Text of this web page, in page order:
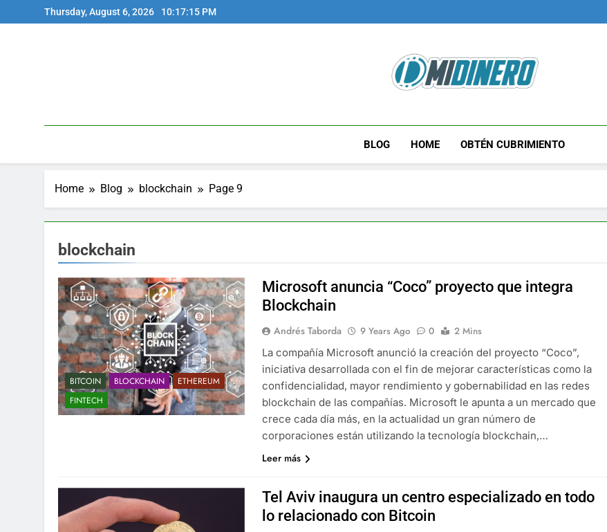
to
Thursday, August 6, 2026 10:17:15 PM
Midinero.co
BLOG HOME OBTÉN CUBRIMIENTO
Home Blog blockchain Page 9
blockchain
BITCOIN BLOCKCHAIN
ETHEREUM
FINTECH
Microsoft anuncia “Coco” proyecto que integra
Blockchain
Andrés Taborda 9 Years Ago 0
2 Mins
La compañía Microsoft anunció la creación del proyecto “Coco”,
iniciativa desarrollada con el fin de mejorar características como la
confidencialidad, mayor rendimiento y gobernabilidad en las redes
blockchain de las compañías. Microsoft le apunta a un mercado que
crece cada día más, en la actualidad un gran número de
corporaciones están utilizando la tecnología blockchain,…
Leer más
Tel Aviv inaugura un centro especializado en todo
lo relacionado con Bitcoin